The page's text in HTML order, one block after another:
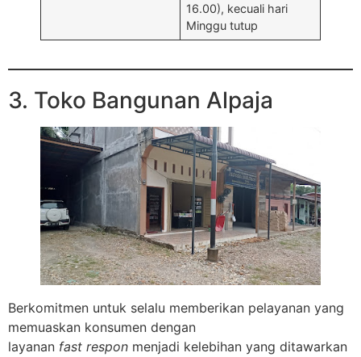
16.00), kecuali hari
Minggu tutup
3. Toko Bangunan Alpaja
Berkomitmen untuk selalu memberikan pelayanan yang
memuaskan konsumen dengan
layanan fast respon menjadi kelebihan yang ditawarkan